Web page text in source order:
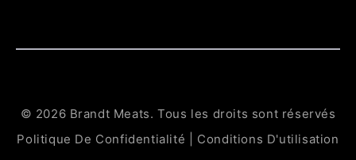
© 2026 Brandt Meats. Tous les droits sont réservés
Politique De Confidentialité
Conditions D'utilisation